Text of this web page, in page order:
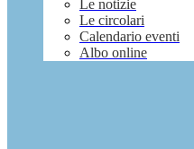
Le notizie
Le circolari
Calendario eventi
Albo online